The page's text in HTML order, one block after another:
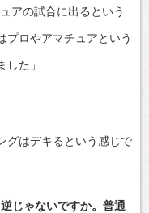
アの試合に出るという
プロやアマチュアという
た」
グはデキるという感じで
じゃないですか。普通